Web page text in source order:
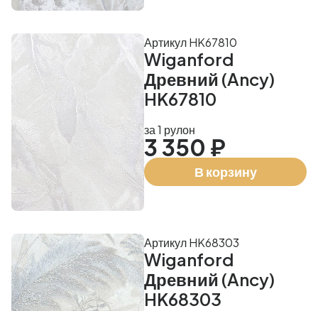
Wiganford
Древний (Ancy)
HK67810
Артикул HK67810
за 1 рулон
3 350 ₽
В корзину
Wiganford
Древний (Ancy)
HK68303
Артикул HK68303